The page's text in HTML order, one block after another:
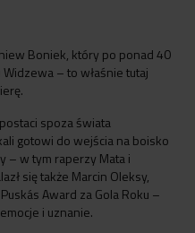
Boniek, który po ponad 40
– to właśnie tutaj
spoza świata
gotowi do wejścia na boisko
– w tym raperzy Mata i
się także Marcin Oleksy,
Award za Gola Roku –
i uznanie.